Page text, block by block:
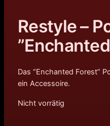
Restyle –
Das “Enchanted Forest”
ein Accessoire.
Nicht vorrätig